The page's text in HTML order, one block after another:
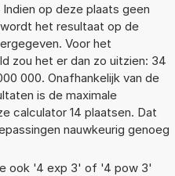
op deze plaats geen
het resultaat op de
Voor het
zou het er dan zo uitzien: 34
000. Onafhankelijk van de
is de maximale
calculator 14 plaatsen. Dat
nauwkeurig genoeg
ook '4 exp 3' of '4 pow 3'